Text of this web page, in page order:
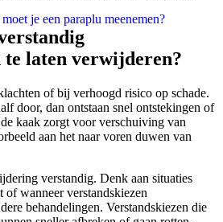
je een paraplu meenemen?
te laten verwijderen?
of bij verhoogd risico op schade.
door, dan ontstaan snel ontstekingen of
kaak zorgt voor verschuiving van
aan het naar voren duwen van
verstandig. Denk aan situaties
wanneer verstandskiezen
behandelingen. Verstandskiezen die